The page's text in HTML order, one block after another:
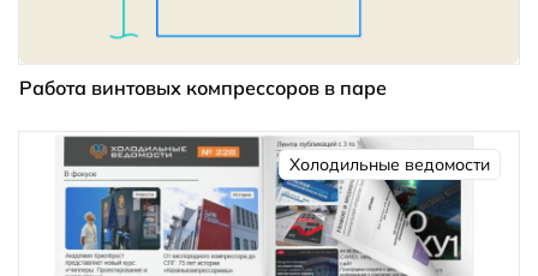
Работа винтовых компрессоров в паре
Холодильные ведомости